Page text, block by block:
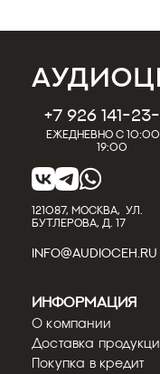
+7 926 141-
Ежедневно с
19:00
121087, МОСКВА, УЛ.
БУТЛЕРОВА, Д. 17
INFO@AUDIOCEH.RU
Информация
О компании
Доставка
Покупка в кредит